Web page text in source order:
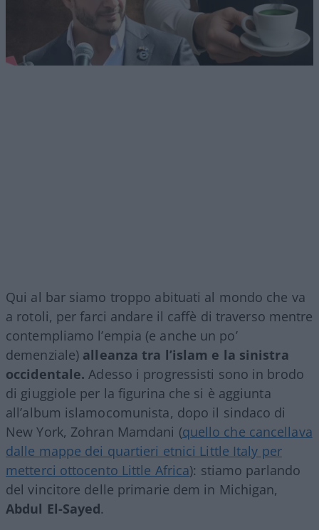
Qui al bar siamo troppo abituati al mondo che va
a rotoli, per farci andare il caffè di traverso mentre
contempliamo l’empia (e anche un po’
demenziale) alleanza tra l’islam e la sinistra
occidentale. Adesso i progressisti sono in brodo
di giuggiole per la figurina che si è aggiunta
all’album islamocomunista, dopo il sindaco di
New York, Zohran Mamdani (quello che cancellava
dalle mappe dei quartieri etnici Little Italy per
metterci ottocento Little Africa): stiamo parlando
del vincitore delle primarie dem in Michigan,
Abdul El-Sayed.